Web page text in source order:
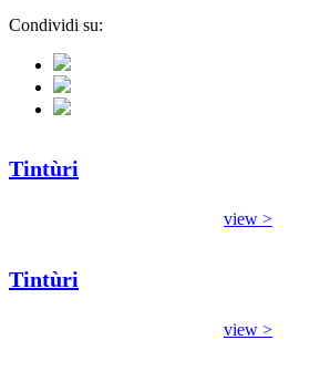
Condividi su:
Tintùri
view >
Tintùri
view >